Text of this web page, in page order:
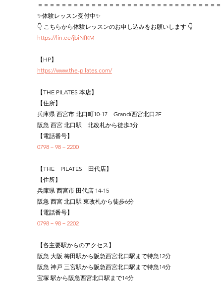
＝＝＝＝＝＝＝＝＝＝＝＝＝＝＝＝＝＝＝＝＝＝＝＝＝＝＝＝＝＝
✨体験レッスン受付中✨
👇 こちらから体験レッスンのお申し込みをお願いします 👇
https://lin.ee/jbiNfKM
【HP】
https://www.the-pilates.com/
【THE PILATES 本店】
【住所】
兵庫県 西宮市 北口町10-17　Grandi西宮北口2F
阪急 西宮 北口駅　北改札から徒歩3分
【電話番号】
0798－98－2200
【THE　PILATES　田代店】
【住所】
兵庫県 西宮市 田代店 14-15
阪急 西宮 北口駅 東改札から徒歩6分
【電話番号】
0798－98－2202
【各主要駅からのアクセス】
阪急 大阪 梅田駅から阪急西宮北口駅まで特急12分
阪急 神戸 三宮駅から阪急西宮北口駅まで特急14分
宝塚 駅から阪急西宮北口駅まで14分